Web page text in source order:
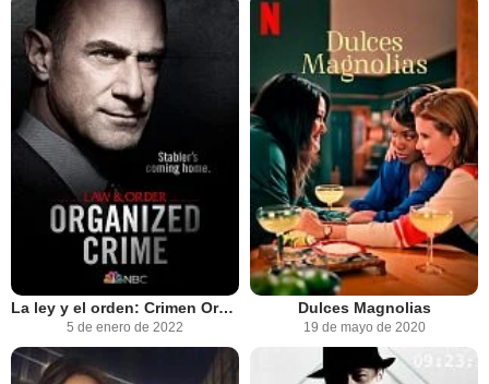
La ley y el orden: Crimen Organizado
5 de enero de 2022
Dulces Magnolias
19 de mayo de 2020